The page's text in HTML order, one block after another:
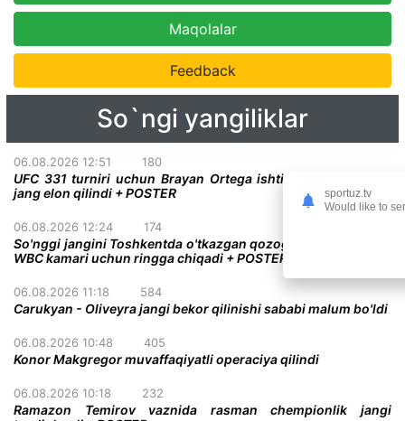
Maqolalar
Feedback
So`ngi yangiliklar
06.08.2026 12:51 180
UFC 331 turniri uchun Brayan Ortega ishtirokidagi qiziqarli
jang elon qilindi + POSTER
06.08.2026 12:24 174
So'nggi jangini Toshkentda o'tkazgan qozog'istonlik bokschi
WBC kamari uchun ringga chiqadi + POSTER
06.08.2026 11:18 584
Carukyan - Oliveyra jangi bekor qilinishi sababi malum bo'ldi
06.08.2026 10:48 405
Konor Makgregor muvaffaqiyatli operaciya qilindi
06.08.2026 10:18 232
Ramazon Temirov vaznida rasman chempionlik jangi
sportuz.tv
Would like to